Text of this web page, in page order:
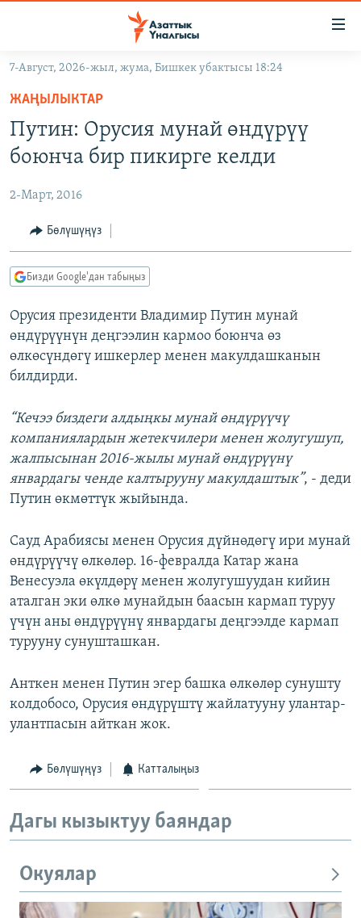
Навигацияга
өтүңүз
Издөөгө
салыңызКЫРГЫЗСТАН
ЭКОНОМИКА
МАДАНИЯТ
ДҮЙНӨ
БОРБОР АЗИЯ
АТАЙЫН ИЛИКТӨӨ
ТВ ПРОГРАММАЛАР
ЭКСПЕРТТЕР ТАЛДАЙТ
БИЗ ЖАНА ДҮЙНӨ
ДАНИСТЕ
ЭЖЕ-СИҢДИЛЕР
ЫҢГАЙСЫЗ СУРООЛОР
ӨЗГӨЧӨ ПИКИР
Русский
ОНЛАЙН ШЕРИНЕ
ЭЕ/АРнун бардык сайттары
7-Август, 2026-жыл, жума, Бишкек убактысы 18:24
ЖАҢЫЛЫКТАР
Путин: Орусия мунай өндүрүү
боюнча бир пикирге келди
2-Март, 2016
Бөлүшүңүз
Бизди Google'дан табыңыз
Орусия президенти Владимир Путин мунай
өндүрүүнүн деңгээлин кармоо боюнча өз
өлкөсүндөгү ишкерлер менен макулдашканын
билдирди.
“Кечээ биздеги алдыңкы мунай өндүрүүчү
компаниялардын жетекчилери менен жолугушуп,
жалпысынан 2016-жылы мунай өндүрүүнү
январдагы ченде калтырууну макулдаштык”, - деди
Путин өкмөттүк жыйында.
Сауд Арабиясы менен Орусия дүйнөдөгү ири мунай
өндүрүүчү өлкөлөр. 16-февралда Катар жана
Венесуэла өкүлдөрү менен жолугушуудан кийин
аталган эки өлкө мунайдын баасын кармап туруу
үчүн аны өндүрүүнү январдагы деңгээлде кармап
турууну сунушташкан.
Анткен менен Путин эгер башка өлкөлөр сунушту
колдобосо, Орусия өндүрүштү жайлатууну улантар-
улантпасын айткан жок.
Бөлүшүңүз Катталыңыз
Дагы кызыктуу баяндар
Окуялар